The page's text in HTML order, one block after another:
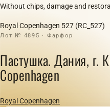
Without chips, damage and
Royal Copenhagen 527 (RC_527)
Лот № 4895 · Фарфор
Пастушка. Дания, г.
Copenhagen
Royal Copenhagen